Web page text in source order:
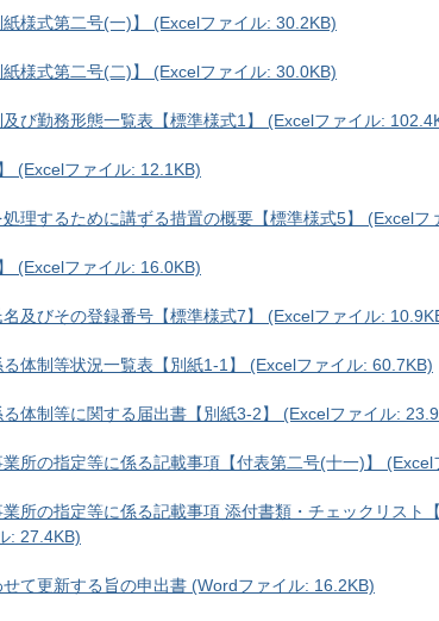
様式第二号(一)】 (Excelファイル: 30.2KB)
様式第二号(二)】 (Excelファイル: 30.0KB)
び勤務形態一覧表【標準様式1】 (Excelファイル:
(Excelファイル: 12.1KB)
理するために講ずる措置の概要【標準様式5】 (Excelフ
(Excelファイル: 16.0KB)
及びその登録番号【標準様式7】 (Excelファイル:
体制等状況一覧表【別紙1-1】 (Excelファイル: 60.7KB)
体制等に関する届出書【別紙3-2】 (Excelファイル:
所の指定等に係る記載事項【付表第二号(十一)】 (Excel
所の指定等に係る記載事項 添付書類・チェックリスト
: 27.4KB)
て更新する旨の申出書 (Wordファイル: 16.2KB)